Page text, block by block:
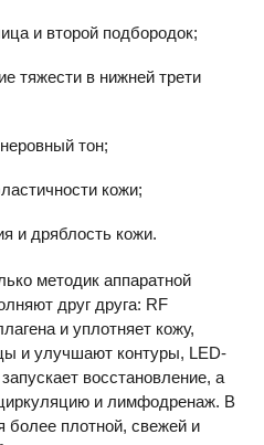
и второй подбородок;
тяжести в нижней трети
тон;
кожи;
и дряблость кожи.
методик аппаратной
друг друга: RF
и уплотняет кожу,
и улучшают контуры, LED-
восстановление, а
и лимфодренаж. В
более плотной, свежей и